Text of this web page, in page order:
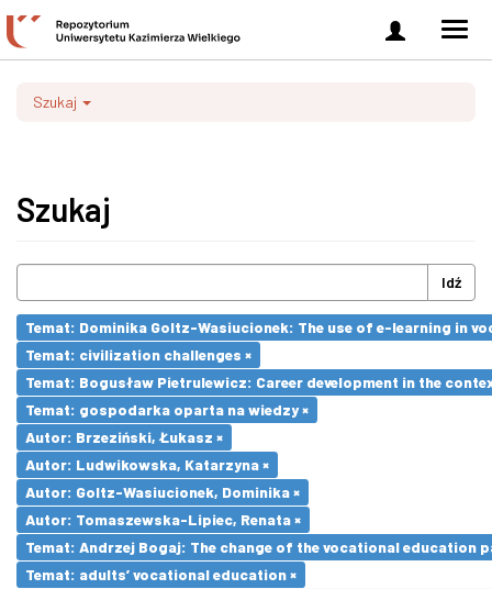
Zaloguj
się
Szukaj
Szukaj
Idź
Temat: Dominika Goltz-Wasiucionek: The use of e-learning in
Temat: civilization challenges ×
Temat: Bogusław Pietrulewicz: Career development in the
Temat: gospodarka oparta na wiedzy ×
Autor: Brzeziński, Łukasz ×
Autor: Ludwikowska, Katarzyna ×
Autor: Goltz-Wasiucionek, Dominika ×
Autor: Tomaszewska-Lipiec, Renata ×
Temat: Andrzej Bogaj: The change of the vocational education
Temat: adults’ vocational education ×